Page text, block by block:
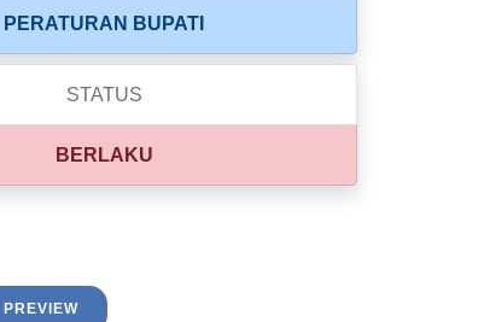
PERATURAN BUPATI
STATUS
BERLAKU
PREVIEW